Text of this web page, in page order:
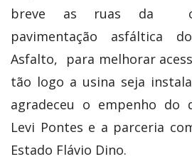
breve as ruas da
pavimentação asfáltica
Asfalto, para melhorar
tão logo a usina seja
agradeceu o empenho do
Levi Pontes e a parceria
Estado Flávio Dino.